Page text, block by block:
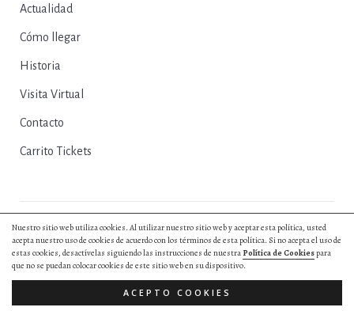
Nuestro sitio web utiliza cookies. Al utilizar nuestro sitio web y aceptar esta política, usted
acepta nuestro uso de cookies de acuerdo con los términos de esta política. Si no acepta el uso de
estas cookies, desactívelas siguiendo las instrucciones de nuestra Política de Cookiespara
que no se puedan colocar cookies de este sitio web en su dispositivo.
ACEPTO COOKIES
Actualidad
Cómo llegar
Historia
Visita Virtual
Contacto
Carrito Tickets
© 2025, Excmo. Ayto. de Herrera del Duque |Política de Privacidad|
Política de Cookies
Aviso Legal | Entradas y Reservas Diseño web by
Hurry App